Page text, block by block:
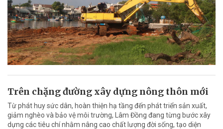
Trên chặng đường xây dựng nông thôn mới
Từ phát huy sức dân, hoàn thiện hạ tầng đến phát triển sản xuất,
giảm nghèo và bảo vệ môi trường, Lâm Đồng đang từng bước xây
dựng các tiêu chí nhằm nâng cao chất lượng đời sống, tạo diện